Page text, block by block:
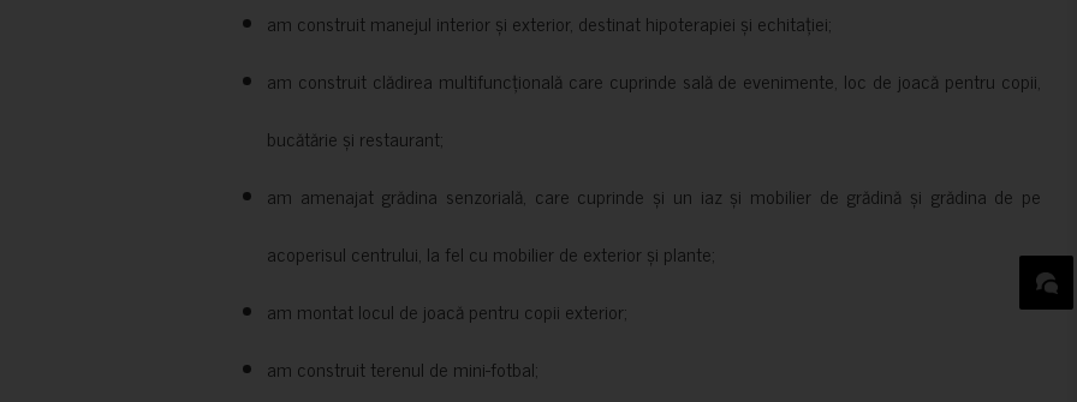
am construit manejul interior și exterior, destinat hipoterapiei și echitației;
am construit clădirea multifuncțională care cuprinde sală de evenimente, loc de joacă pentru copii,
bucătărie și restaurant;
am amenajat grădina senzorială, care cuprinde și un iaz și mobilier de grădină și grădina de pe
acoperisul centrului, la fel cu mobilier de exterior și plante;
am montat locul de joacă pentru copii exterior;
am construit terenul de mini-fotbal;